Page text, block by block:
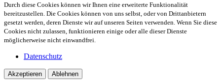
Durch diese Cookies können wir Ihnen eine erweiterte Funktionalität
bereitzustellen. Die Cookies können von uns selbst, oder von Drittanbietern
gesetzt werden, deren Dienste wir auf unseren Seiten verwenden. Wenn Sie diese
Cookies nicht zulassen, funktionieren einige oder alle dieser Dienste
möglicherweise nicht einwandfrei.
Datenschutz
Akzeptieren Ablehnen